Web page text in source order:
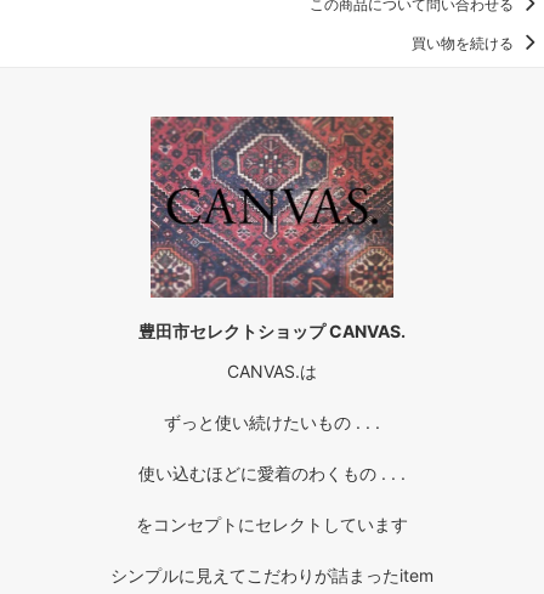
この商品について問い合わせる
買い物を続ける
豊田市セレクトショップ CANVAS.
CANVAS.は
ずっと使い続けたいもの . . .
使い込むほどに愛着のわくもの . . .
をコンセプトにセレクトしています
シンプルに見えてこだわりが詰まったitem